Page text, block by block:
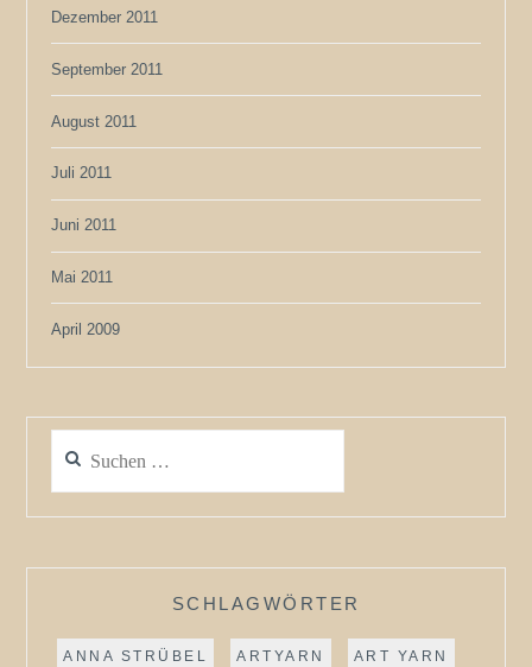
Dezember 2011
September 2011
August 2011
Juli 2011
Juni 2011
Mai 2011
April 2009
nach:
SCHLAGWÖRTER
ANNA STRÜBEL ARTYARN ART YARN